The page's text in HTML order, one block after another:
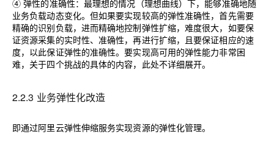
④ 弹性的准确性：最理想的情况（理想曲线）下，能够准确地随
业务负载动态变化。但如果要实现较高的弹性准确性，首先需要
精确的识别负载，进而精确地控制弹性扩缩，难度很大，如要保
证资源采集的实时性、准确性，再进行扩缩，且要保证相应的速
度，以此保证弹性的准确性。要实现高可用的弹性能力非常困
难，关于四个挑战的具体的内容，此处不详细展开。
2.2.3 业务弹性化改造
即通过阿里云弹性伸缩服务实现资源的弹性化管理。